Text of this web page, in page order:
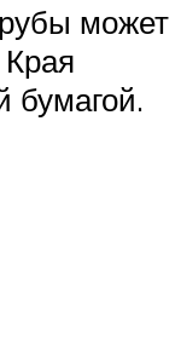
может
бумагой.